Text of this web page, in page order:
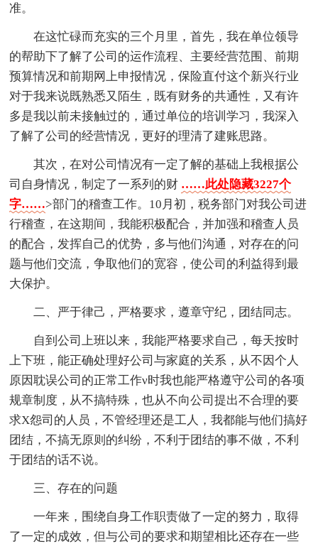
准。
在这忙碌而充实的三个月里，首先，我在单位领导
的帮助下了解了公司的运作流程、主要经营范围、前期
预算情况和前期网上申报情况，保险直付这个新兴行业
对于我来说既熟悉又陌生，既有财务的共通性，又有许
多是我以前未接触过的，通过单位的培训学习，我深入
了解了公司的经营情况，更好的理清了建账思路。
其次，在对公司情况有一定了解的基础上我根据公
司自身情况，制定了一系列的财 ……此处隐藏3227个
字……>部门的稽查工作。10月初，税务部门对我公司进
行稽查，在这期间，我能积极配合，并加强和稽查人员
的配合，发挥自己的优势，多与他们沟通，对存在的问
题与他们交流，争取他们的宽容，使公司的利益得到最
大保护。
二、严于律己，严格要求，遵章守纪，团结同志。
自到公司上班以来，我能严格要求自己，每天按时
上下班，能正确处理好公司与家庭的关系，从不因个人
原因耽误公司的正常工作ν时我也能严格遵守公司的各项
规章制度，从不搞特殊，也从不向公司提出不合理的要
求Χ怨司的人员，不管经理还是工人，我都能与他们搞好
团结，不搞无原则的纠纷，不利于团结的事不做，不利
于团结的话不说。
三、存在的问题
一年来，围绕自身工作职责做了一定的努力，取得
了一定的成效，但与公司的要求和期望相比还存在一些